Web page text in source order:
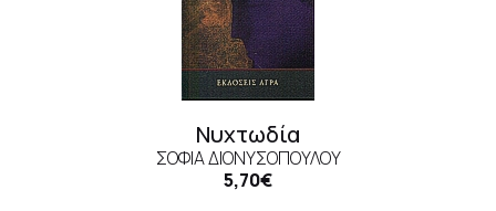
Νυχτωδία
ΣΟΦΊΑ ΔΙΟΝΥΣΟΠΟΎΛΟΥ
5,70€